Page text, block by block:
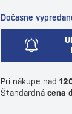
Dočasne
Pri nákupe nad
Štandardná cena